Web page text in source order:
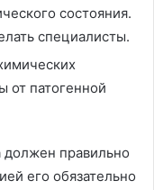
состояния.
специалисты.
от патогенной
должен правильно
его обязательно